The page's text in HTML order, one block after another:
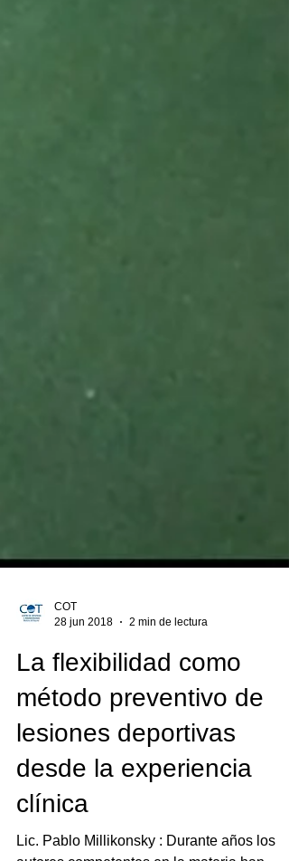
La flexibilidad como
método preventivo de
lesiones deportivas
desde la experiencia
clínica